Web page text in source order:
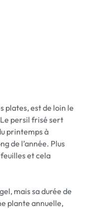
plates, est de loin le
persil frisé sert
printemps à
de l’année. Plus
et cela
mais sa durée de
plante annuelle,